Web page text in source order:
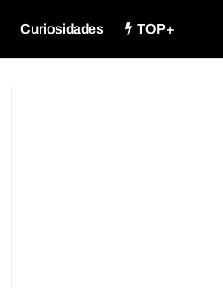
Curiosidades TOP+